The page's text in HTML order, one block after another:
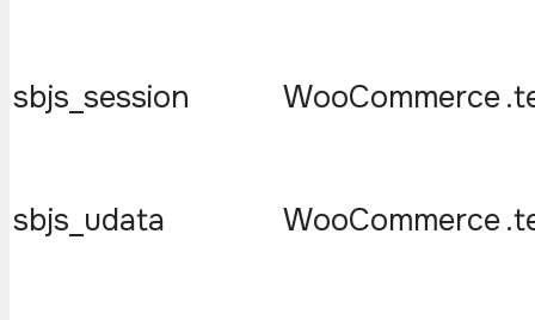
sbjs_session WooCommerce
sbjs_udata WooCommerce